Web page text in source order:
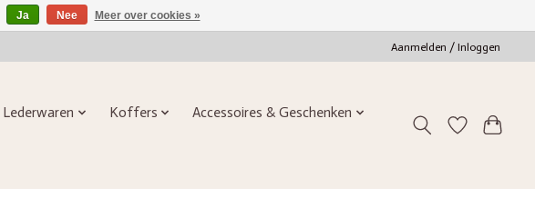
Aanmelden / Inloggen
Lederwaren Koffers
Accessoires & Geschenken
Ja Nee Meer over cookies »